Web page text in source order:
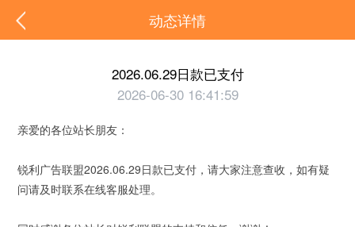
动态详情
2026.06.29日款已支付
2026-06-30 16:41:59
亲爱的各位站长朋友：
锐利广告联盟2026.06.29日款已支付，请大家注意查收，如有疑
问请及时联系在线客服处理。